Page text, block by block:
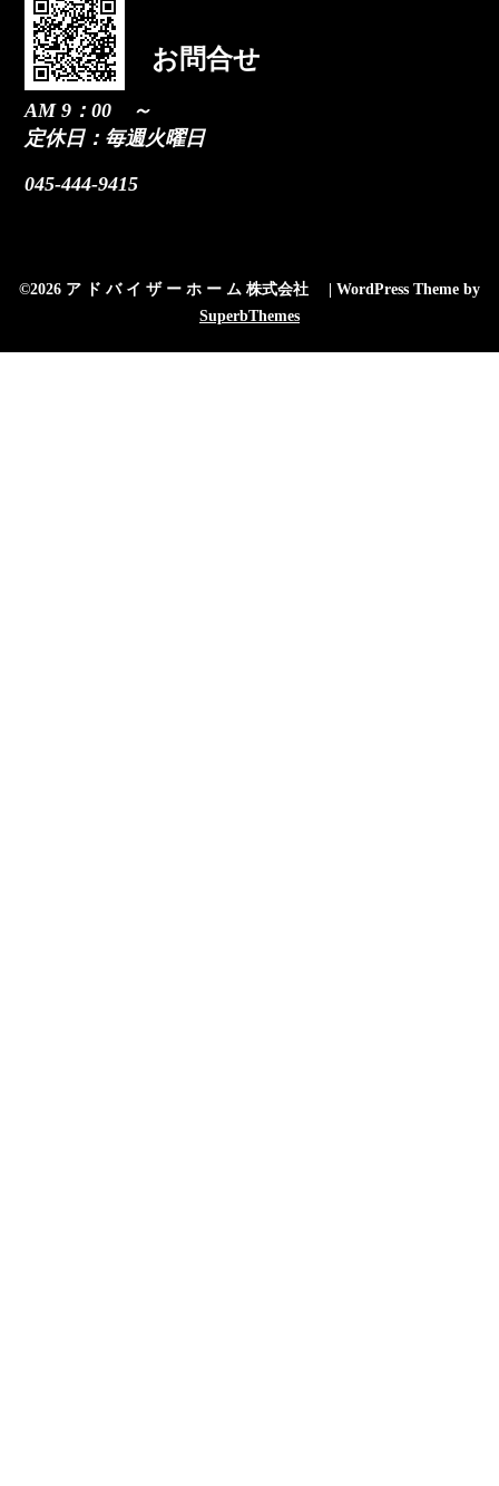
お問合せ
AM 9：00 ～
定休日：毎週火曜日
045-444-9415
©2026 ア ド バ イ ザ ー ホ ー ム 株式会社 | WordPress Theme by
SuperbThemes